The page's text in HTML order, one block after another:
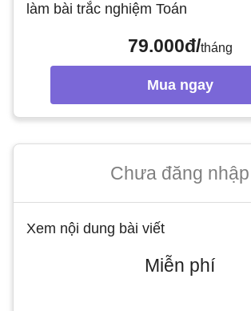
làm bài trắc nghiệm Toán
79.000đ/tháng
Mua ngay
Chưa đăng nhập
Xem nội dung bài viết
Miễn phí